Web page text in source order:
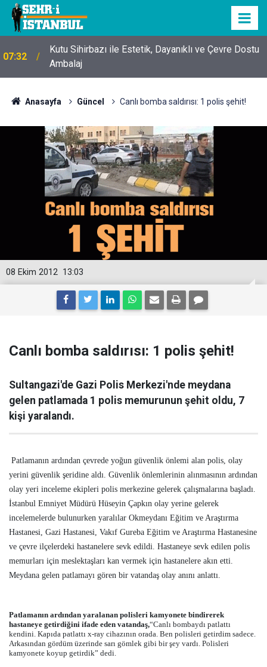
07:32
Kutu Sihirbazı ile Estetik, Dayanıklı ve Çevre Dostu
Ambalaj
Anasayfa Güncel Canlı bomba saldırısı: 1 polis şehit!
13:03
08 Ekim 2012
Canlı bomba saldırısı: 1 polis şehit!
Sultangazi'de Gazi Polis Merkezi'nde meydana
gelen patlamada 1 polis memurunun şehit oldu, 7
kişi yaralandı.
Patlamanın ardından çevrede yoğun güvenlik önlemi alan polis, olay
yerini güvenlik şeridine aldı. Güvenlik önlemlerinin alınmasının ardından
olay yeri inceleme ekipleri polis merkezine gelerek çalışmalarına başladı.
İstanbul Emniyet Müdürü Hüseyin Çapkın olay yerine gelerek
incelemelerde bulunurken yaralılar Okmeydanı Eğitim ve Araştırma
Hastanesi, Gazi Hastanesi, Vakıf Gureba Eğitim ve Araştırma Hastanesine
ve çevre ilçelerdeki hastanelere sevk edildi. Hastaneye sevk edilen polis
memurları için meslektaşları kan vermek için hastanelere akın etti.
Meydana gelen patlamayı gören bir vatandaş olay anını anlattı.
Patlamanın ardından yaralanan polisleri kamyonete bindirerek
hastaneye getirdiğini ifade eden vatandaş,“Canlı bombaydı patlattı
kendini. Kapıda patlattı x-ray cihazının orada. Ben polisleri getirdim sadece.
Arkasından gördüm üzerinde sarı gömlek gibi bir şey vardı. Polisleri
kamyonete koyup getirdik” dedi.